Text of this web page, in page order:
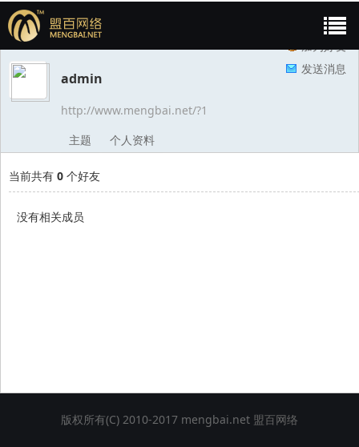
›
admin
›
加为好友
发送消息
admin
http://www.mengbai.net/?1
主题
个人资料
当前共有 0 个好友
没有相关成员
版权所有(C) 2010-2017 mengbai.net 盟百网络